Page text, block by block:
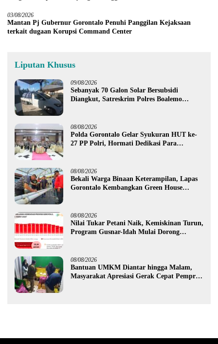
03/08/2026
Mantan Pj Gubernur Gorontalo Penuhi Panggilan Kejaksaan
terkait dugaan Korupsi Command Center
Liputan Khusus
09/08/2026
Sebanyak 70 Galon Solar Bersubsidi
Diangkut, Satreskrim Polres Boalemo
08/08/2026
Polda Gorontalo Gelar Syukuran HUT ke-
27 PP Polri, Hormati Dedikasi Para
08/08/2026
Bekali Warga Binaan Keterampilan, Lapas
Gorontalo Kembangkan Green House
08/08/2026
Nilai Tukar Petani Naik, Kemiskinan Turun,
Program Gusnar-Idah Mulai Dorong
08/08/2026
Bantuan UMKM Diantar hingga Malam,
Masyarakat Apresiasi Gerak Cepat Pemprov